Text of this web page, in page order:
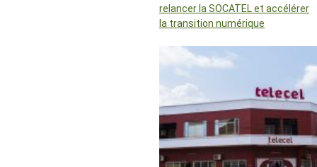
relancer la SOCATEL et accélérer
la transition numérique